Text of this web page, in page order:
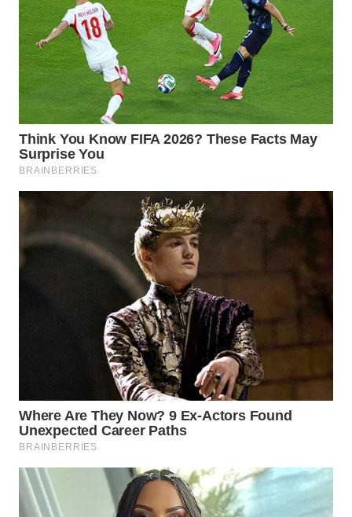
BINTAN
WN
MANDALIKA
LIKUPANG
WN
WN
WAHANA
TANI
WAHANA
ADVOKAT